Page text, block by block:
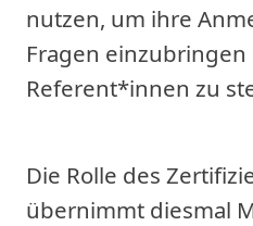
nutzen, um ihre
Fragen
Referent*innen zu
Die Rolle des
übernimmt diesmal